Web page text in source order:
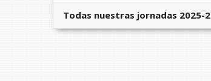
Todas nuestras jornadas 2025-